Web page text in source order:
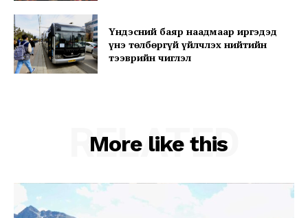
My account
Үндэсний баяр наадмаар иргэдэд
үнэ төлбөргүй үйлчлэх нийтийн
тээврийн чиглэл
More like this
RELATED